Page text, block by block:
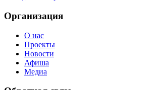
Организация
О нас
Проекты
Новости
Афиша
Медиа